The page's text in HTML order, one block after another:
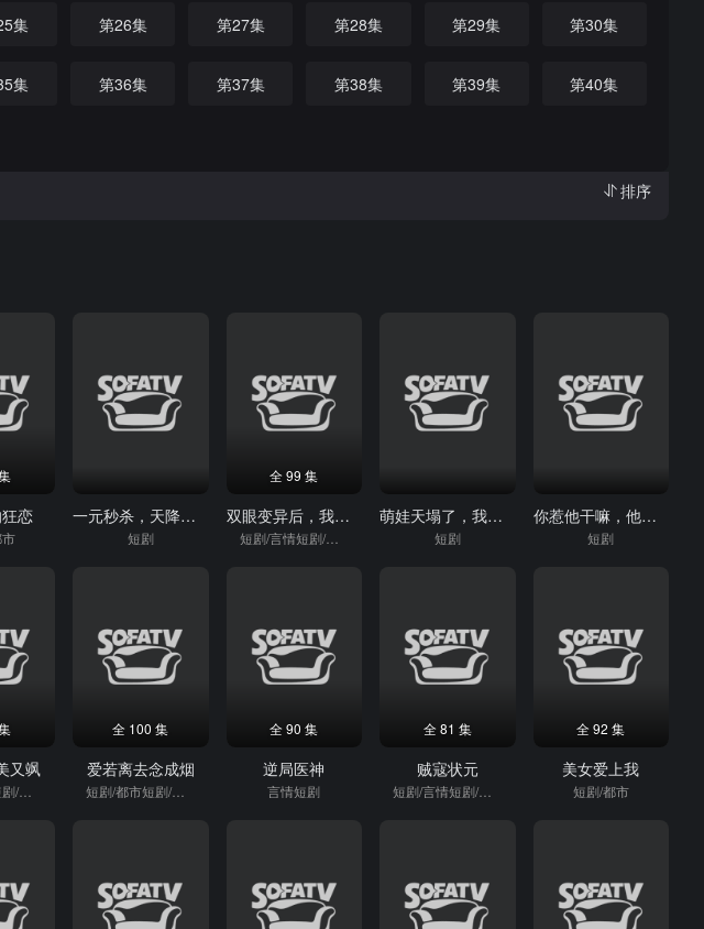
集 第26集 第27集 第28集 第29集 第30集
集 第36集 第37集 第38集 第39集 第40集
排序
恋 一元秒杀，天降福袋拿来吧你
短剧
全 99 集
双眼变异后，我开出了帝王绿
短剧/言情短剧/逆袭
萌娃天塌了，我家爹娘是仇敌（枕边刺客，与我假婚谋天下）
短剧
你惹他干嘛，他是大夏守护神
短剧
又飒
短剧/言情短剧/逆袭
全 100 集
爱若离去念成烟
短剧/都市短剧/重生
全 90 集
逆局医神
言情短剧
全 81 集
贼寇状元
短剧/言情短剧/逆袭
全 92 集
美女爱上我
短剧/都市